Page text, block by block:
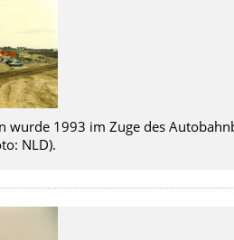
wurde 1993 im Zuge des
NLD).